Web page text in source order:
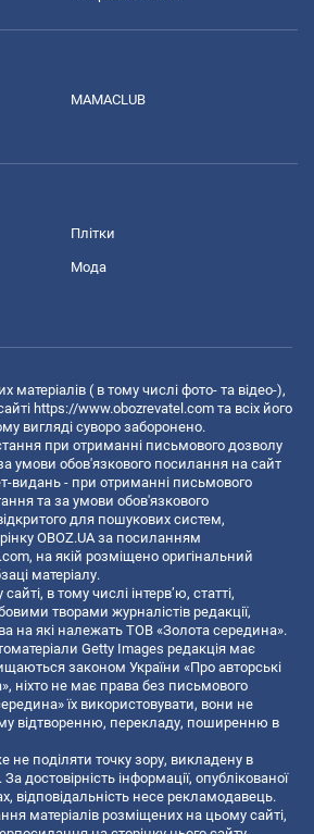
MAMACLUB
Плітки
Мода
матеріалів ( в тому числі фото- та відео-),
https://www.obozrevatel.com та всіх його
вигляді суворо заборонено.
при отриманні письмового дозволу
умови обов'язкового посилання на сайт
видань - при отриманні письмового
та за умови обов'язкового
для пошукових систем,
OBOZ.UA за посиланням
, на якій розміщено оригінальний
матеріалу.
в тому числі інтерв’ю, статті,
творами журналістів редакції,
на які належать ТОВ «Золота середина».
Getty Images редакція має
законом України «Про авторські
ніхто не має права без письмового
їх використовувати, вони не
відтворенню, перекладу, поширенню в
не поділяти точку зору, викладену в
достовірність інформації, опублікованої
відповідальність несе рекламодавець.
матеріалів розміщених на цьому сайті,